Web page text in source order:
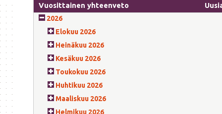
Vuosittainen yhteenveto
2026
Elokuu 2026
Heinäkuu 2026
Kesäkuu 2026
Toukokuu 2026
Huhtikuu 2026
Maaliskuu 2026
Helmikuu 2026